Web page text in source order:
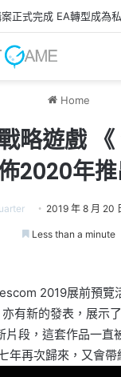
正式完成 EA轉型成為
Home
略遊戲 《
2020年推
2019 年 8 月 20
Less than a minute
2019展前預覽
有新的發表，展示
片段，這套作品一直
年再次歸來，又會帶